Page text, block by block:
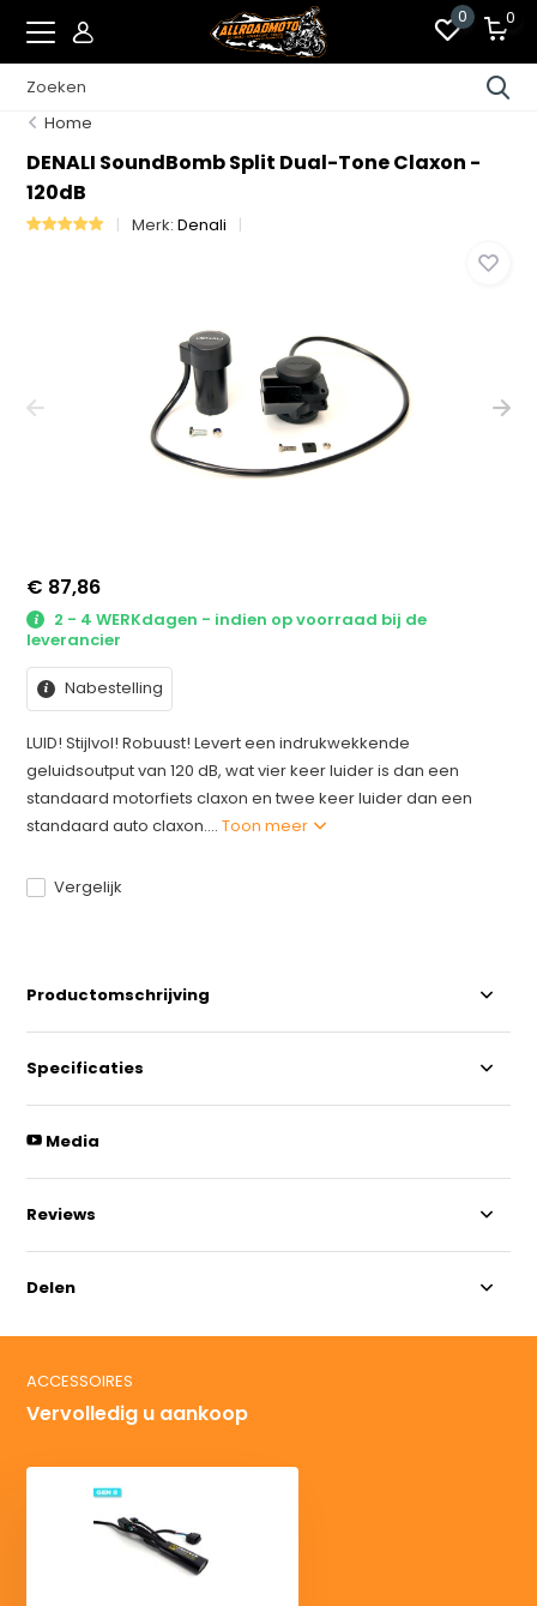
0 0
Home
DENALI SoundBomb Split Dual-Tone Claxon -
120dB
Merk:Denali
€ 87,86
2 - 4 WERKdagen - indien op voorraad bij de
leverancier
Nabestelling
LUID! Stijlvol! Robuust! Levert een indrukwekkende
geluidsoutput van 120 dB, wat vier keer luider is dan een
standaard motorfiets claxon en twee keer luider dan een
standaard auto claxon....Toon meer
Vergelijk
Productomschrijving
Specificaties
Media
Reviews
Delen
ACCESSOIRES
Vervolledig u aankoop